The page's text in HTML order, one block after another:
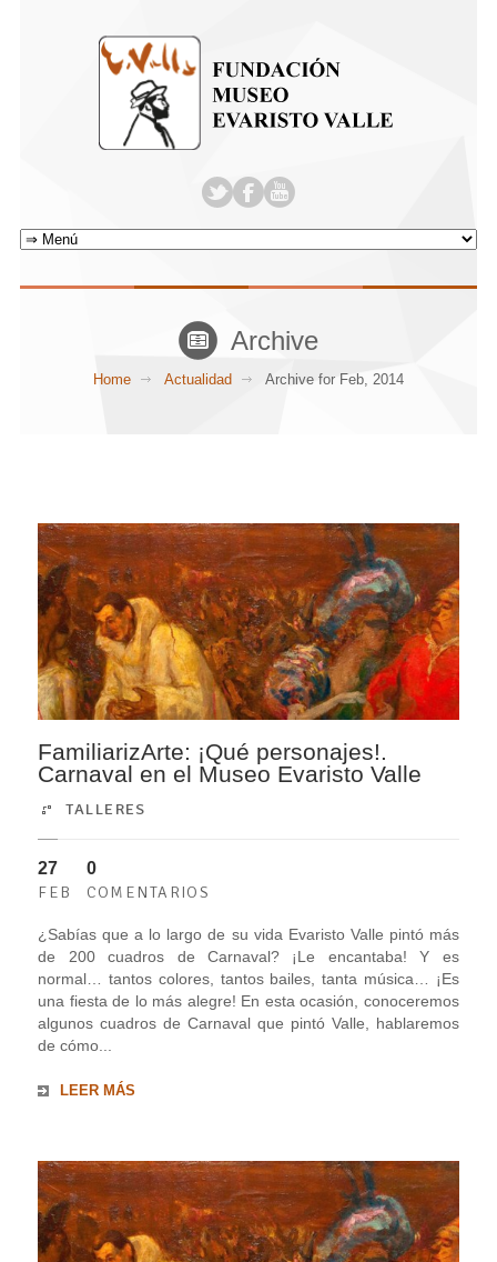
Archive
Home Actualidad Archive for Feb, 2014
FamiliarizArte: ¡Qué personajes!.
Carnaval en el Museo Evaristo Valle
TALLERES
27
FEB
0
COMENTARIOS
¿Sabías que a lo largo de su vida Evaristo Valle pintó más
de 200 cuadros de Carnaval? ¡Le encantaba! Y es
normal… tantos colores, tantos bailes, tanta música… ¡Es
una fiesta de lo más alegre! En esta ocasión, conoceremos
algunos cuadros de Carnaval que pintó Valle, hablaremos
de cómo...
LEER MÁS